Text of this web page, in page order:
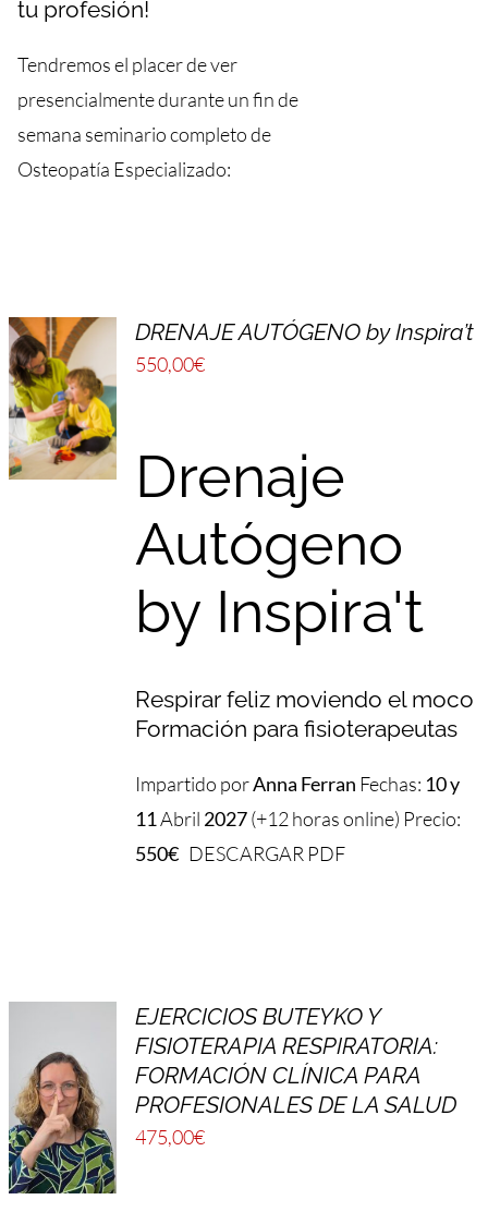
tu profesión!
Tendremos el placer de ver
presencialmente durante un fin de
semana seminario completo de
Osteopatía Especializado:
DRENAJE AUTÓGENO by Inspira’t
550,00€
Drenaje
Autógeno
by Inspira't
Respirar feliz moviendo el moco
Formación para fisioterapeutas
Impartido porAnna Ferran Fechas: 10 y
11Abril 2027(+12 horas online) Precio:
550€ DESCARGAR PDF
EJERCICIOS BUTEYKO Y
FISIOTERAPIA RESPIRATORIA:
FORMACIÓN CLÍNICA PARA
PROFESIONALES DE LA SALUD
475,00€